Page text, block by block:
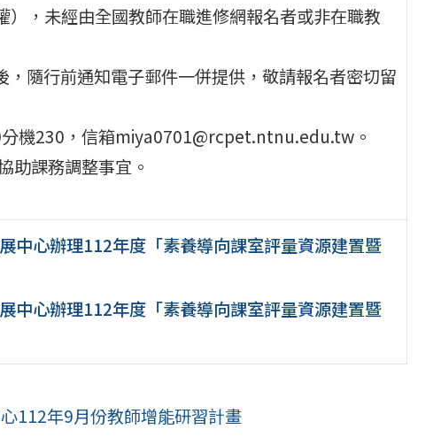
，未經由全國教師在職進修網報名者或非在職教
隨行前通知電子郵件一併提供，敬請報名者密切留
機230，信箱miya0701@rcpet.ntnu.edu.tw。
助課務調整事宜。
中心辦理112年度「素養導向課室評量資源建置暨
中心辦理112年度「素養導向課室評量資源建置暨
112年9月份教師增能研習計畫